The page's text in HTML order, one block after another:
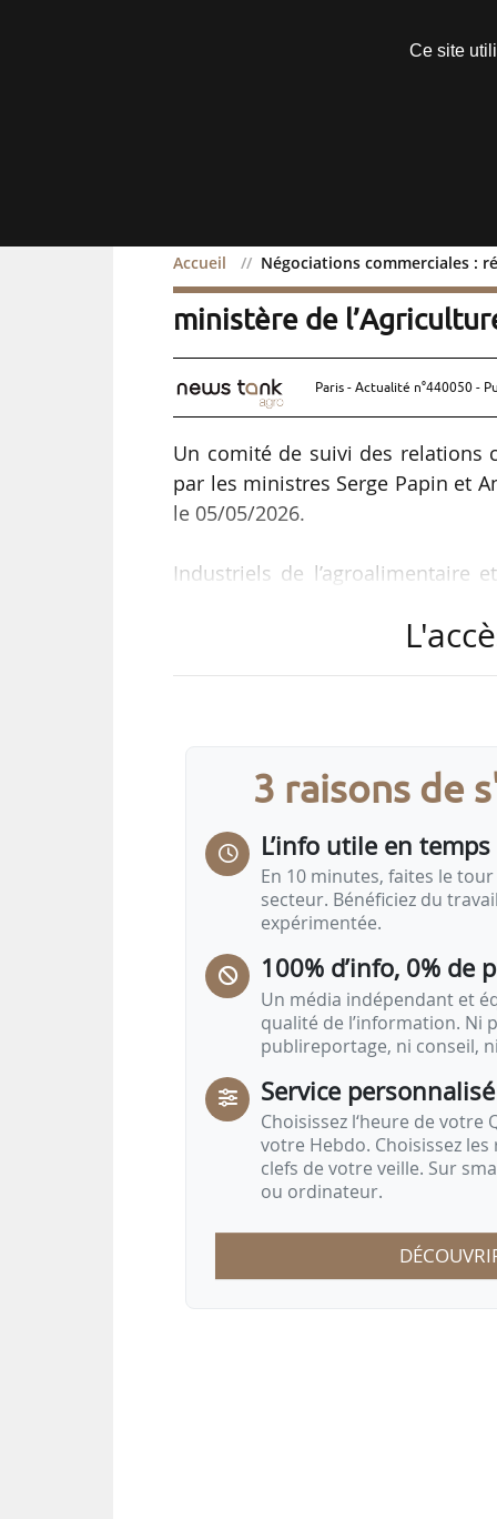
Accueil Négociations commerciales :
Négociations
ministère de
Paris - Actualité n°440050 -
Un comité de suivi des relations
par les ministres Serge Papin et
le 05/05/2026.
Industriels de l’agroalimentaire
de différents intrants (engrais,
La Coopération Agricole
des relations commerciales
commerciales 2026, constater
« Dans un…
3 raisons de
L’info utile en
En 10 minutes, faites le tour
secteur. Bénéficiez du
expérimentée.
100% d’info, 0% de
Un média indépendant et
qualité de l’information. Ni
publireportage, ni conseil,
Service personnalisé
Choisissez l‘heure de votre
votre Hebdo. Choisissez
clefs de votre veille. Sur
ou ordinateur.
Ce site